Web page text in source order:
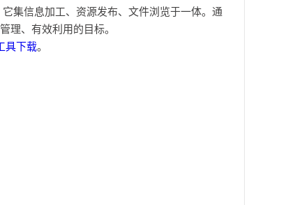
集信息加工、资源发布、文件浏览于一体。通
理、有效利用的目标。
具下载。